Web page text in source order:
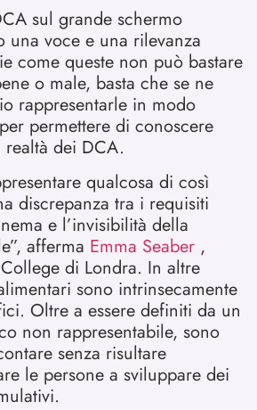
sul grande schermo
una voce e una rilevanza
come queste non può bastare
o male, basta che se ne
rappresentarle in modo
permettere di conoscere
dei DCA.
qualcosa di così
discrepanza tra i requisiti
e l’invisibilità della
afferma Emma Seaber ,
di Londra. In altre
sono intrinsecamente
Oltre a essere definiti da un
non rappresentabile, sono
senza risultare
le persone a sviluppare dei